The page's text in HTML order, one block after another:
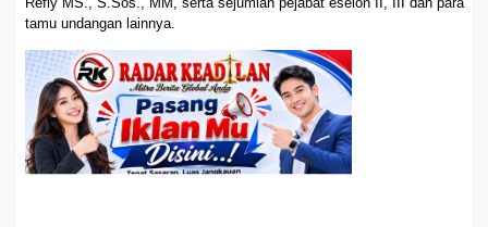
tamu undangan lainnya.